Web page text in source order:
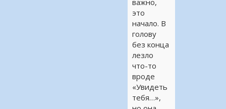
важно,
это
начало. В
голову
без конца
лезло
что-то
вроде
«Увидеть
тебя…»,